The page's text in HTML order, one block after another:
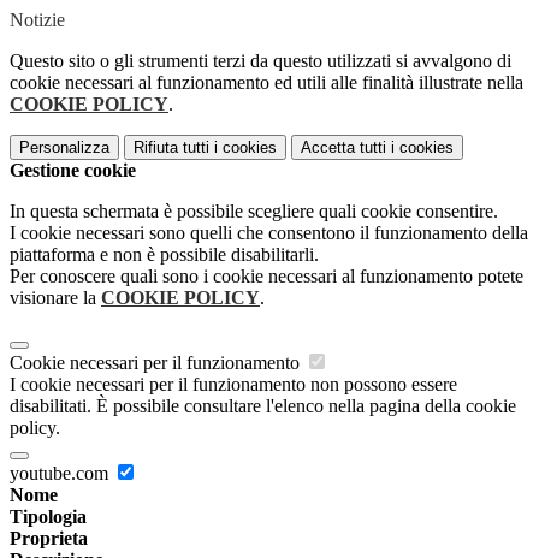
Notizie
Questo sito o gli strumenti terzi da questo utilizzati si avvalgono di
cookie necessari al funzionamento ed utili alle finalità illustrate nella
COOKIE POLICY.
Personalizza Rifiuta tutti i cookies Accetta tutti i cookies
Gestione cookie
In questa schermata è possibile scegliere quali cookie consentire.
I cookie necessari sono quelli che consentono il funzionamento della
piattaforma e non è possibile disabilitarli.
Per conoscere quali sono i cookie necessari al funzionamento potete
visionare la COOKIE POLICY.
Cookie necessari per il funzionamento
I cookie necessari per il funzionamento non possono essere
disabilitati. È possibile consultare l'elenco nella pagina della cookie
policy.
youtube.com
Nome
Tipologia
Proprieta